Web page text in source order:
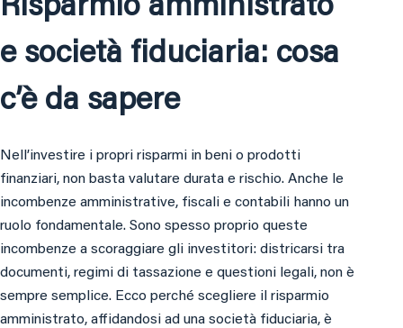
Risparmio amministrato
e società fiduciaria: cosa
c’è da sapere
Nell’investire i propri risparmi in beni o prodotti
finanziari, non basta valutare durata e rischio. Anche le
incombenze amministrative, fiscali e contabili hanno un
ruolo fondamentale. Sono spesso proprio queste
incombenze a scoraggiare gli investitori: districarsi tra
documenti, regimi di tassazione e questioni legali, non è
sempre semplice. Ecco perché scegliere il risparmio
amministrato, affidandosi ad una società fiduciaria, è